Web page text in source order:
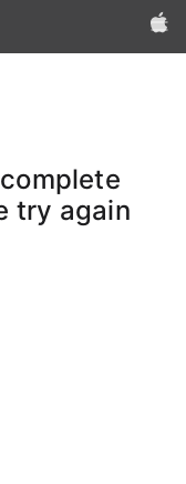
Apple‏
try again